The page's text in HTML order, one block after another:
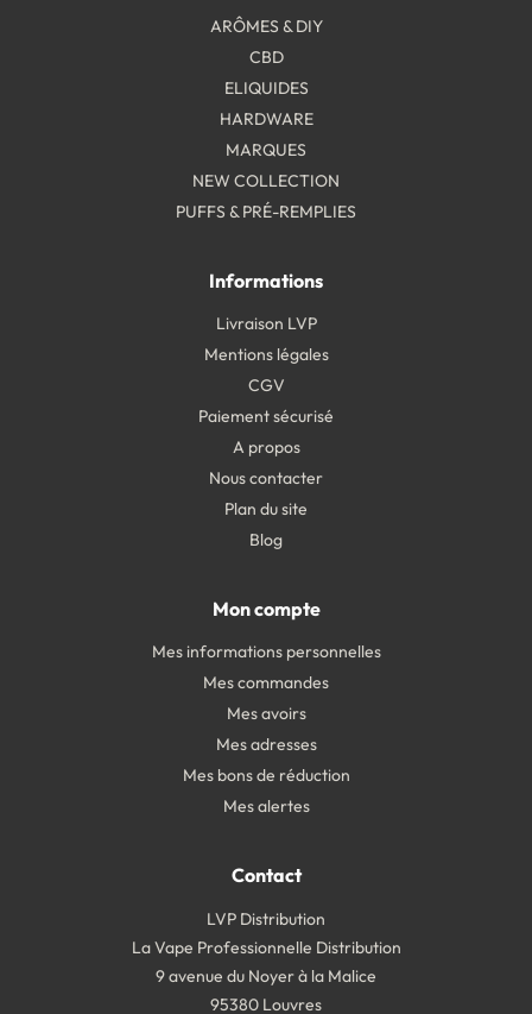
ARÔMES & DIY
CBD
ELIQUIDES
HARDWARE
MARQUES
NEW COLLECTION
PUFFS & PRÉ-REMPLIES
Informations
Livraison LVP
Mentions légales
CGV
Paiement sécurisé
A propos
Nous contacter
Plan du site
Blog
Mon compte
Mes informations personnelles
Mes commandes
Mes avoirs
Mes adresses
Mes bons de réduction
Mes alertes
Contact
LVP Distribution
La Vape Professionnelle Distribution
9 avenue du Noyer à la Malice
95380 Louvres